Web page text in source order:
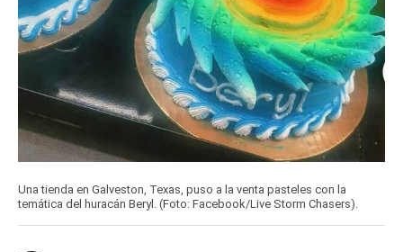
Una tienda en Galveston, Texas, puso a la venta pasteles con la
temática del huracán Beryl. (Foto: Facebook/Live Storm Chasers).